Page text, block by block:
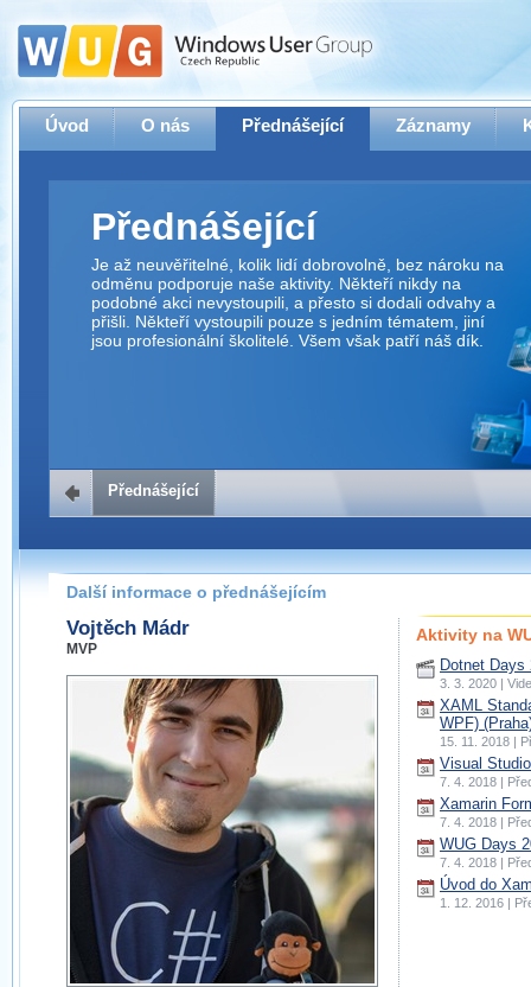
Úvod O nás Přednášející Záznamy
Přednášející
Je až neuvěřitelné, kolik lidí dobrovolně, bez nároku na
odměnu podporuje naše aktivity. Někteří nikdy na
podobné akci nevystoupili, a přesto si dodali odvahy a
přišli. Někteří vystoupili pouze s jedním tématem, jiní
jsou profesionální školitelé. Všem však patří náš dík.
Přednášející
Další informace o přednášejícím
Vojtěch Mádr
MVP
Aktivity na
Dotnet
3. 3. 2020 |
XAML
WPF)
15. 11. 2018 |
Visual
7. 4. 2018 |
Xamarin
7. 4. 2018 |
WUG Days
7. 4. 2018 |
Úvod do
1. 12. 2016 |